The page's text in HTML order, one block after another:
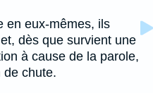
en eux-mêmes, ils
dès que survient une
à cause de la parole,
de chute.